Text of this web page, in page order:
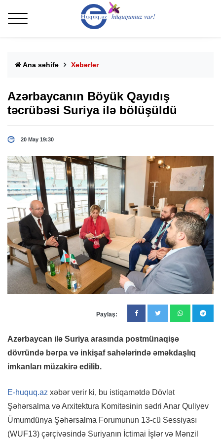
Ana səhifə Xəbərlər
Azərbaycanın Böyük Qayıdış
təcrübəsi Suriya ilə bölüşüldü
20 May 19:30
Paylaş:
Azərbaycan ilə Suriya arasında postmünaqişə
dövründə bərpa və inkişaf sahələrində əməkdaşlıq
imkanları müzakirə edilib.
E-huquq.az xəbər verir ki, bu istiqamətdə Dövlət
Şəhərsalma və Arxitektura Komitəsinin sədri Anar Quliyev
Ümumdünya Şəhərsalma Forumunun 13-cü Sessiyası
(WUF13) çərçivəsində Suriyanın İctimai İşlər və Mənzil